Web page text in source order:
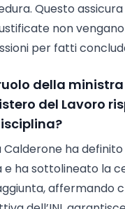
Questo
non
per fatti
della
del Lavoro
Calderone ha
e ha sottolineato la
affermando